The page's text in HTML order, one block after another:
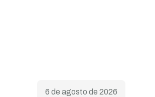
6 de agosto de 2026